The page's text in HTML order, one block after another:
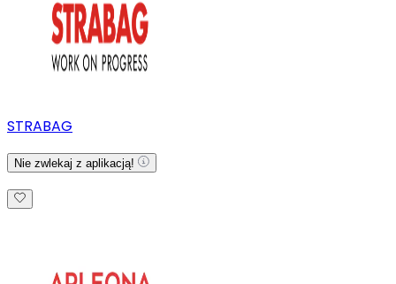
STRABAG
Nie zwlekaj z aplikacją!